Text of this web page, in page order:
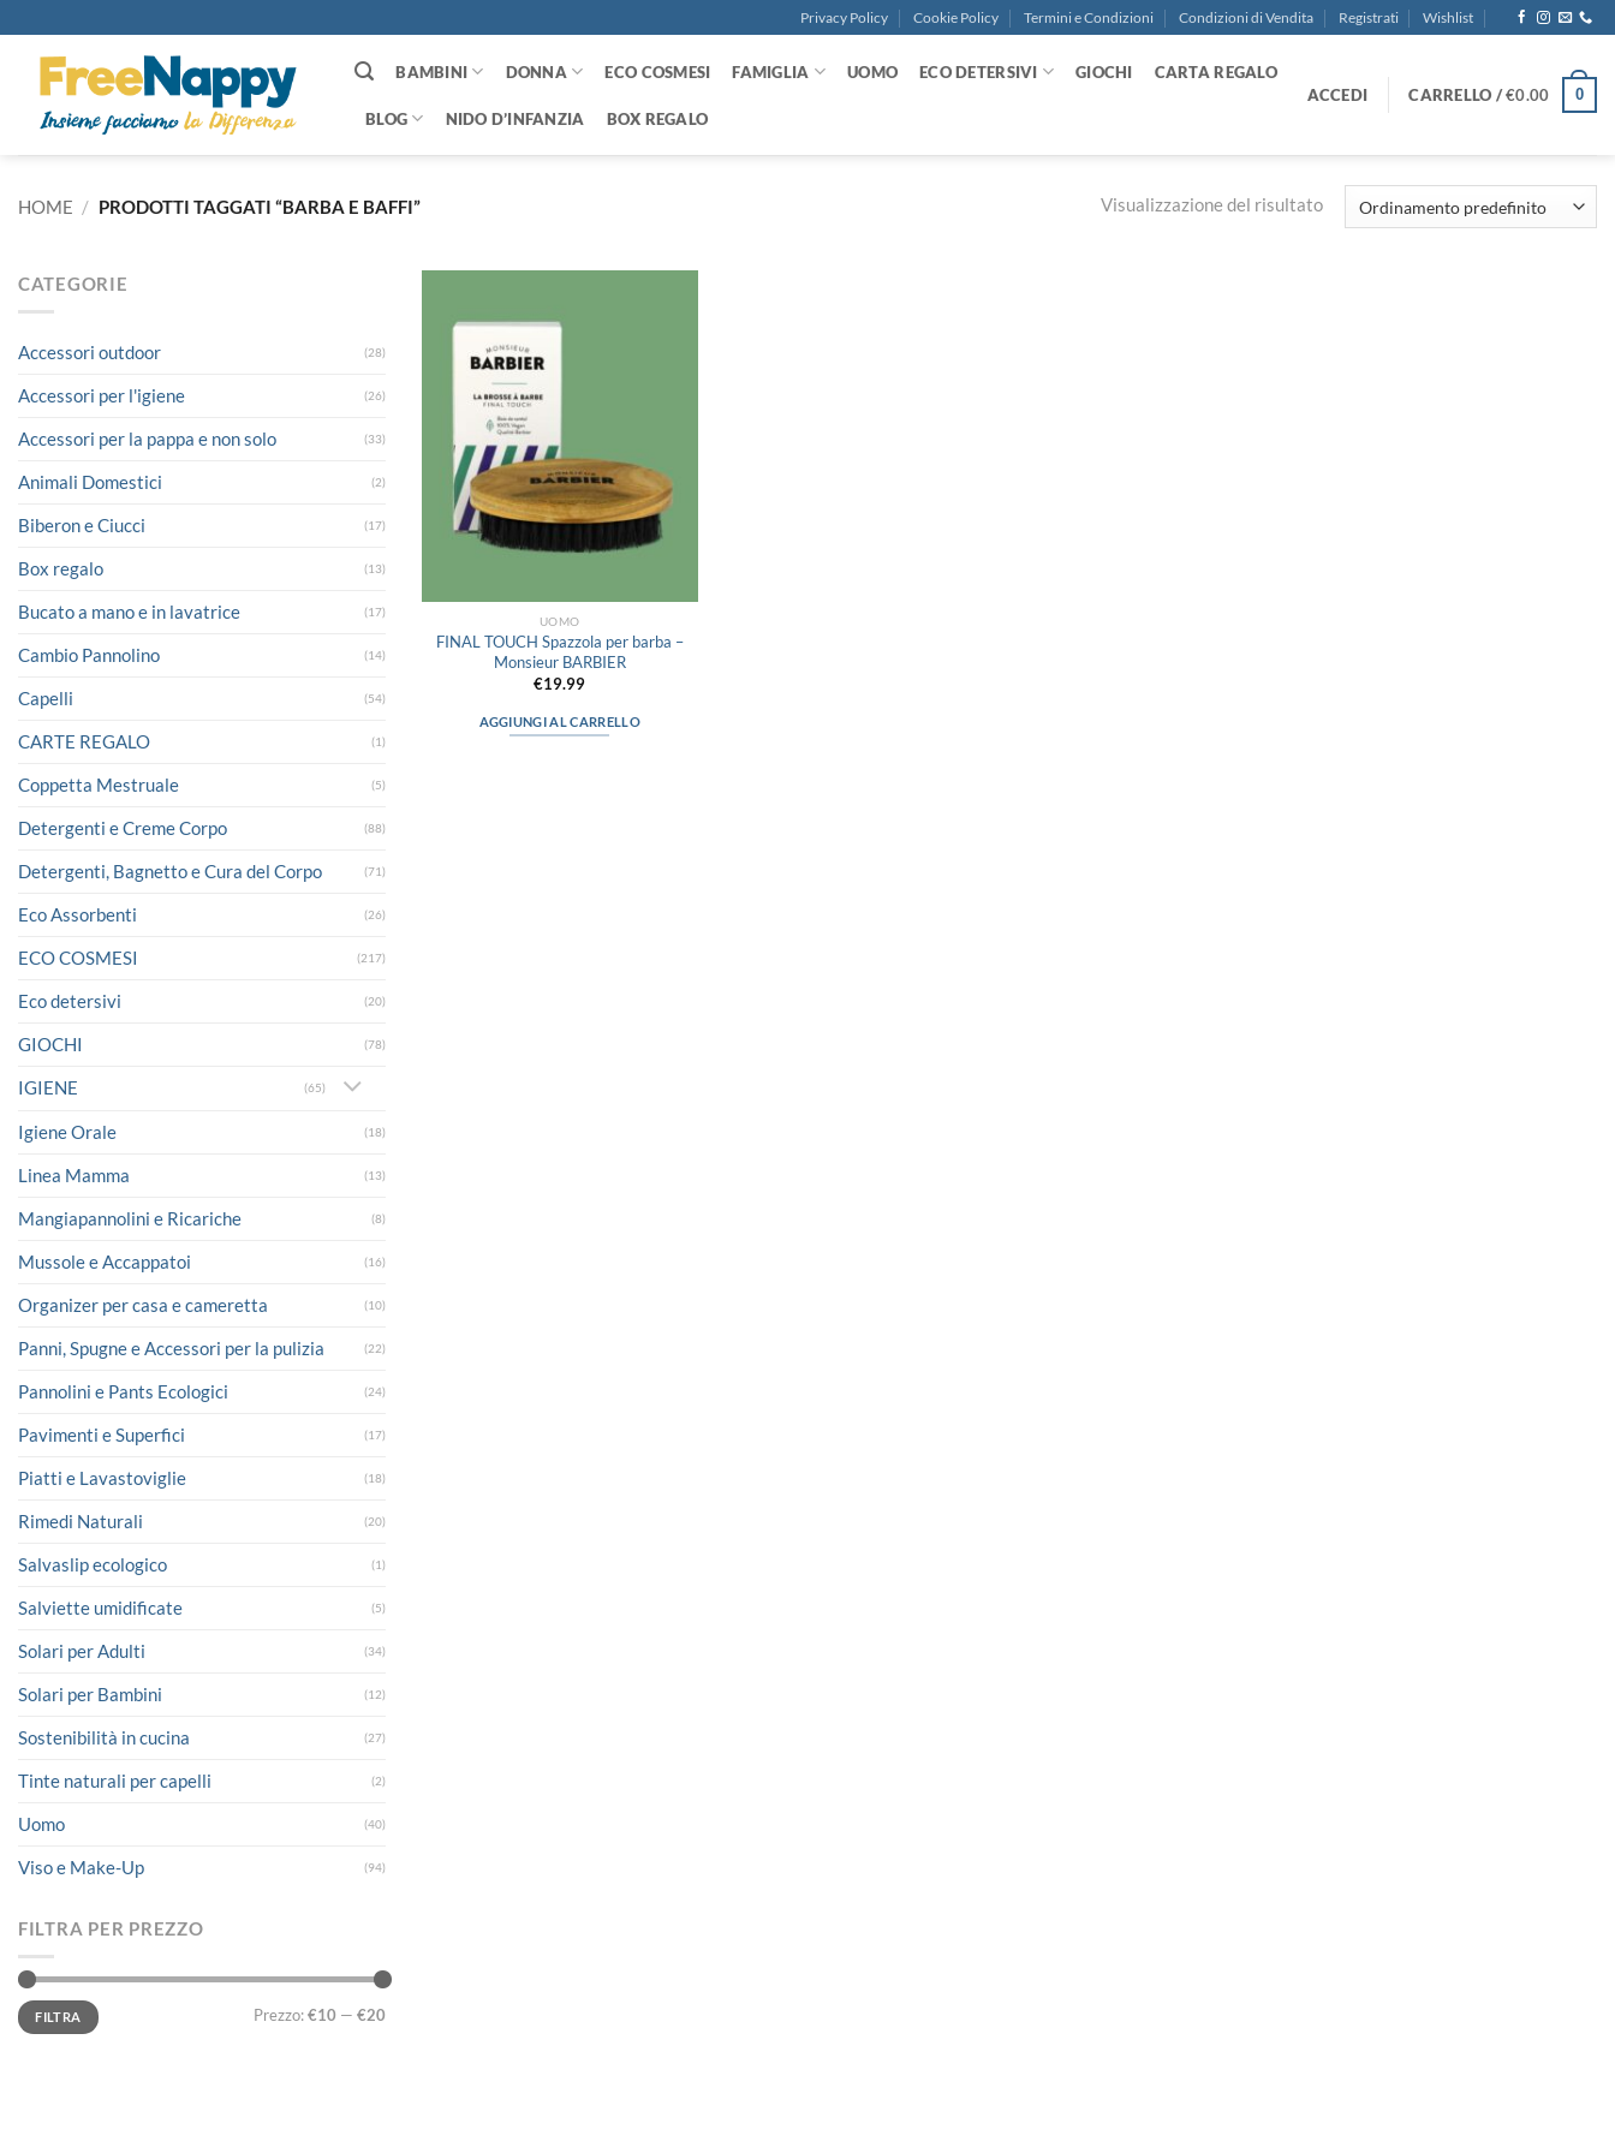
ai
contenuti
Privacy Policy Cookie Policy Termini e Condizioni Condizioni di Vendita Registrati Wishlist
BAMBINI DONNA ECO COSMESI FAMIGLIA UOMO ECO DETERSIVI GIOCHI CARTA REGALO
BLOG NIDO D’INFANZIA BOX REGALO
ACCEDI CARRELLO /€0.00 0
HOME / PRODOTTI TAGGATI “BARBA E BAFFI” Visualizzazione del risultato
CATEGORIE
Accessori outdoor (28)
Accessori per l'igiene (26)
Accessori per la pappa e non solo (33)
Animali Domestici (2)
Biberon e Ciucci (17)
Box regalo (13)
Bucato a mano e in lavatrice (17)
Cambio Pannolino (14)
Capelli (54)
CARTE REGALO (1)
Coppetta Mestruale (5)
Detergenti e Creme Corpo (88)
Detergenti, Bagnetto e Cura del Corpo (71)
Eco Assorbenti (26)
ECO COSMESI (217)
Eco detersivi (20)
GIOCHI (78)
IGIENE (65)
Igiene Orale (18)
Linea Mamma (13)
Mangiapannolini e Ricariche (8)
Mussole e Accappatoi (16)
Organizer per casa e cameretta (10)
Panni, Spugne e Accessori per la pulizia (22)
Pannolini e Pants Ecologici (24)
Pavimenti e Superfici (17)
Piatti e Lavastoviglie (18)
Rimedi Naturali (20)
Salvaslip ecologico (1)
Salviette umidificate (5)
Solari per Adulti (34)
Solari per Bambini (12)
Sostenibilità in cucina (27)
Tinte naturali per capelli (2)
Uomo (40)
Viso e Make-Up (94)
FILTRA PER PREZZO
Prezzo
Min
Prezzo
MaxFILTRA Prezzo:€10 — €20
UOMO
FINAL TOUCH Spazzola per barba –
Monsieur BARBIER
€19.99
AGGIUNGI AL CARRELLO